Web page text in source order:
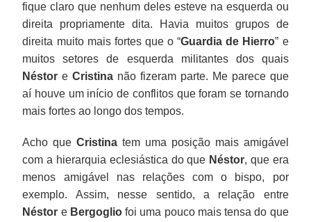
fique claro que nenhum deles esteve na esquerda ou
direita propriamente dita. Havia muitos grupos de
direita muito mais fortes que o “Guardia de Hierro” e
muitos setores de esquerda militantes dos quais
Néstor eCristina não fizeram parte. Me parece que
aí houve um início de conflitos que foram se tornando
mais fortes ao longo dos tempos.
Acho queCristina tem uma posição mais amigável
com a hierarquia eclesiástica do que Néstor, que era
menos amigável nas relações com o bispo, por
exemplo. Assim, nesse sentido, a relação entre
Néstor e Bergogliofoi uma pouco mais tensa do que